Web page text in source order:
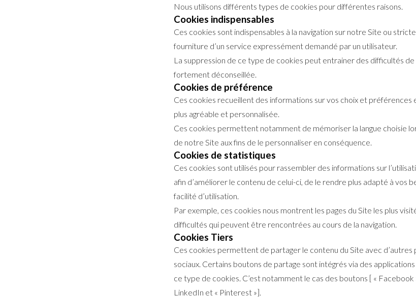
Nous utilisons différents types de cookies pour différentes raisons.
Cookies indispensables
Ces cookies sont indispensables à la navigation sur notre Site ou
fourniture d’un service expressément demandé par un utilisateur.
La suppression de ce type de cookies peut entrainer des difficultés
fortement déconseillée.
Cookies de préférence
Ces cookies recueillent des informations sur vos choix et
plus agréable et personnalisée.
Ces cookies permettent notamment de mémoriser la langue choisie
de notre Site aux fins de le personnaliser en conséquence.
Cookies de statistiques
Ces cookies sont utilisés pour rassembler des informations sur
afin d’améliorer le contenu de celui-ci, de le rendre plus adapté à vos
facilité d’utilisation.
Par exemple, ces cookies nous montrent les pages du Site les plus
difficultés qui peuvent être rencontrées au cours de la navigation.
Cookies Tiers
Ces cookies permettent de partager le contenu du Site avec d’autres
sociaux. Certains boutons de partage sont intégrés via des
ce type de cookies. C’est notamment le cas des boutons [ « Facebook
LinkedIn et « Pinterest »].